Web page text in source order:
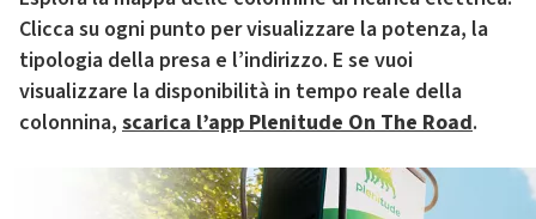
Clicca su ogni punto per visualizzare la potenza, la
tipologia della presa e l’indirizzo. E se vuoi
visualizzare la disponibilità in tempo reale della
colonnina, scarica l’app Plenitude On The Road.